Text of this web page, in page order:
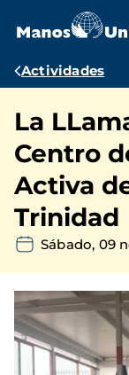
contenido
Ruta
Actividades
La
Centro
Activa
Trinidad
Sábado, 09